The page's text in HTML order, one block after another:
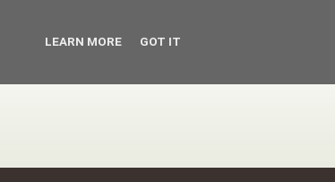
LEARN MORE GOT IT